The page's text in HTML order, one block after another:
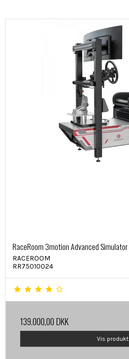
RaceRoom 3motion Advanced Simulator
RACEROOM
RR75010024
139.000,00 DKK
Vis produkt